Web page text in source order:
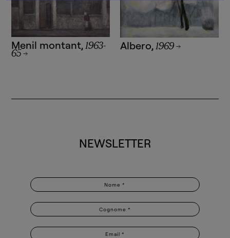
Menil montant,1963-
65
Albero,1969
NEWSLETTER